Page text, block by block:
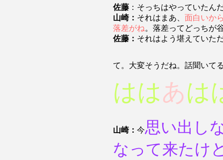
佐藤 ：そっちはやっていたん
山崎： それはまあ、 面白いか
落差がね。落差ってどっちが
佐藤： それはよう堪えていた
て。大変そうだね。話聞いて
ははあは
山崎： 今思い出し
なって来たけ